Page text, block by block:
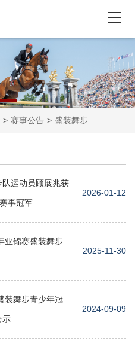
赛事公告 盛装舞步
运动员顾展兆获
事冠军
2026-01-12
锦赛盛装舞步
2025-11-30
装舞步青少年冠
示
2024-09-09